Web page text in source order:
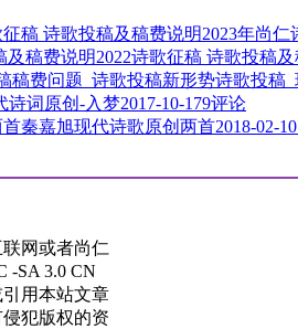
2023年尚
2022诗歌征稿 诗歌投稿
诗歌投稿
诗词原创-入梦2017-10-179评论
秦嘉旭现代诗歌原创两首2018-02-10
网或者尚仁
-SA 3.0 CN
用本站文章
犯版权的资